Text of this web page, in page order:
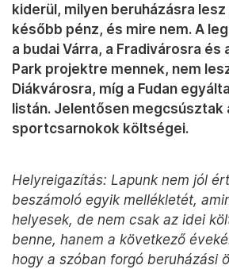
kiderül, milyen beruházásra lesz
később pénz, és mire nem. A
a budai Várra, a Fradivárosra és
Park projektre mennek, nem
Diákvárosra, míg a Fudan
listán. Jelentősen megcsúsztak
sportcsarnokok költségei.
Helyreigazítás: Lapunk nem jól
beszámoló egyik mellékletét,
helyesek, de nem csak az idei
benne, hanem a következő
hogy a szóban forgó beruházási